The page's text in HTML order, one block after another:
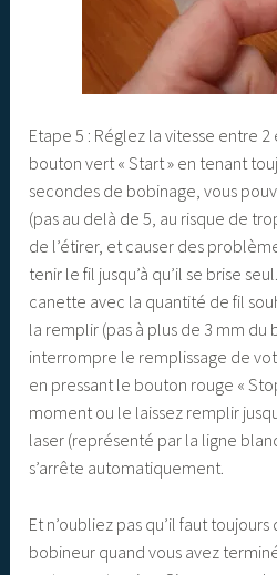
Etape 5 : Réglez la vitesse entre 2
bouton vert « Start » en tenant
secondes de bobinage, vous
(pas au delà de 5, au risque de
de l’étirer, et causer des
tenir le fil jusqu’à qu’il se brise
canette avec la quantité de fil
la remplir (pas à plus de 3 mm du
interrompre le remplissage de
en pressant le bouton rouge «
moment ou le laissez remplir
laser (représenté par la ligne
s’arrête automatiquement.
Et n’oubliez pas qu’il faut
bobineur quand vous avez